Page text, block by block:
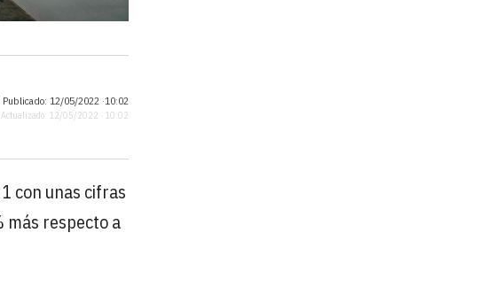
Publicado: 12/05/2022 ·10:02
Actualizado: 12/05/2022 · 10:02
con unas cifras
más respecto a